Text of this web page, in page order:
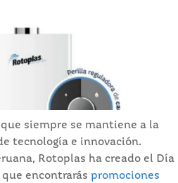
siempre se mantiene a la
tecnología e innovación.
Rotoplas ha creado el Día
encontrarás promociones